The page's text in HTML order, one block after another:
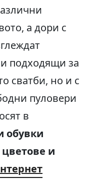
а дори с
подходящи за
сватби, но и с
пуловери
в
обувки
и